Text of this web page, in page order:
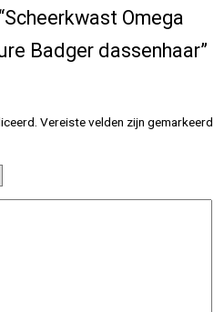
Omega
Badger dassenhaar”
Vereiste velden zijn gemarkeerd